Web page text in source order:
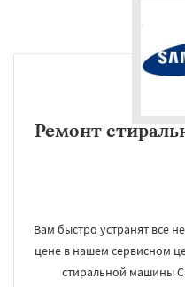
Ремонт
Вам быстро устранят все
цене в нашем сервисном
стиральной машины